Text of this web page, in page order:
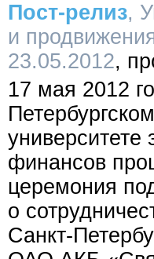
Пост-релиз,
и
23.05.2012
17 мая 2012
университете
финансов
церемония
о
Санкт-